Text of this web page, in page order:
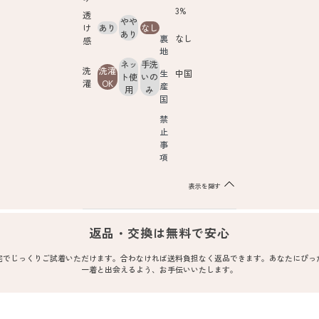
透
け
感
あり
やや
あり
なし
洗
濯
洗濯
OK
ネッ
ト使
用
手洗
いの
み
3%
裏
地
なし
生
産
国
中国
禁
止
事
項
表示を隠す
返品・交換は無料で安心
でじっくりご試着いただけます。合わなければ送料負担なく返品できます。あなたにぴっ
一着と出会えるよう、お手伝いいたします。